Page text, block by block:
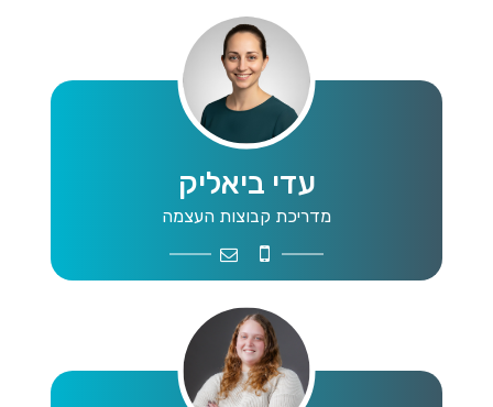
עדי ביאליק
מדריכת קבוצות העצמה
0504422429
adibialik@gmail.com